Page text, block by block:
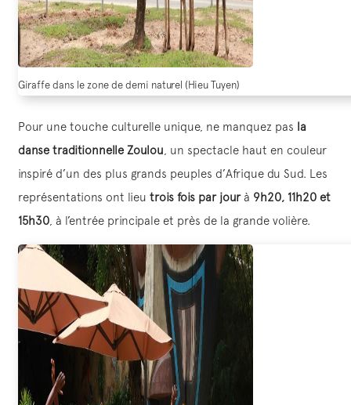
Giraffe dans le zone de demi naturel (Hieu Tuyen)
Pour une touche culturelle unique, ne manquez pas la
danse traditionnelle Zoulou , un spectacle haut en couleur
inspiré d’un des plus grands peuples d’Afrique du Sud. Les
représentations ont lieu trois fois par jourà 9h20, 11h20 et
15h30 , à l’entrée principale et près de la grande volière.